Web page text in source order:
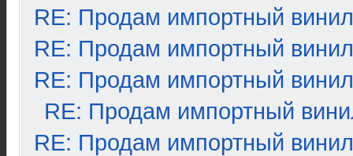
RE: Продам импортный винил
RE: Продам импортный винил
RE: Продам импортный винил
RE: Продам импортный
RE: Продам импортный винил